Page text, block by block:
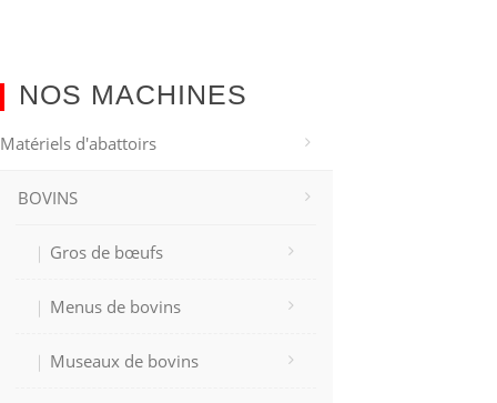
NOS MACHINES
Matériels d'abattoirs
BOVINS
Gros de bœufs
Menus de bovins
Museaux de bovins